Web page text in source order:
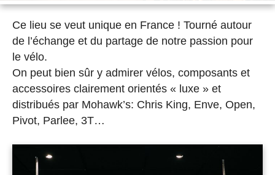
Ce lieu se veut unique en France ! Tourné autour
de l’échange et du partage de notre passion pour
le vélo.
On peut bien sûr y admirer vélos, composants et
accessoires clairement orientés « luxe » et
distribués par Mohawk’s: Chris King, Enve, Open,
Pivot, Parlee, 3T…